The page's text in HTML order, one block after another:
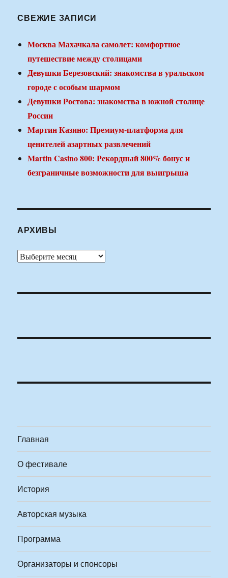
СВЕЖИЕ ЗАПИСИ
Москва Махачкала самолет: комфортное
путешествие между столицами
Девушки Березовский: знакомства в уральском
городе с особым шармом
Девушки Ростова: знакомства в южной столице
России
Мартин Казино: Премиум-платформа для
ценителей азартных развлечений
Martin Casino 800: Рекордный 800% бонус и
безграничные возможности для выигрыша
АРХИВЫ
Архивы
Главная
О фестивале
История
Авторская музыка
Программа
Организаторы и спонсоры